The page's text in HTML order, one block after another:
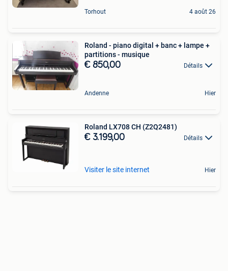
Torhout 4 août 26
Roland - piano digital + banc + lampe +
partitions - musique
€ 850,00 Détails
Andenne Hier
Roland LX708 CH (Z2Q2481)
€ 3.199,00 Détails
Visiter le site internet Hier